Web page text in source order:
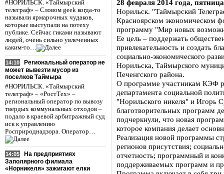
#НОРИЛЬСК. «Таймырский
телеграф» – Словом geek когда-то
называли ярмарочных чудаков,
которые выступали на потеху
публике. Сейчас гиками называют
людей, очень сильно увлеченных
каким-то…
14:10
Региональный оператор не
может вывезти мусор из
поселков Таймыра
#НОРИЛЬСК. «Таймырский
телеграф» – «РостТех» –
региональный оператор по вывозу
твердых коммунальных отходов –
подало в краевой арбитражный суд
иск к управлению
Росприроднадзора. Оператор…
14:05
На предприятиях
Заполярного филиала
«Норникеля» зажигают елки
28 февраля 2014 года,
Норильск. "Таймырский
Красноярском экономическом
программу "Мир новых
Ее цель – поддержать
привлекательность и создать
социально-экономического
Норильска, Таймырского
Печенгского района.
О программе участникам КЭФ
департамента социальной
"Норильского никеля" и Игорь
благотворительных программ
подчеркнули, что новая
которое компания делает
Реализация новой программы
регионов присутствия;
отчетность; программный и
поддерживаемых программ и